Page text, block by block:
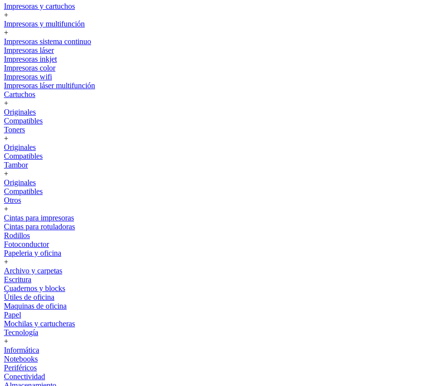
Impresoras y cartuchos
+
Impresoras y multifunción
+
Impresoras sistema continuo
Impresoras láser
Impresoras inkjet
Impresoras color
Impresoras wifi
Impresoras láser multifunción
Cartuchos
+
Originales
Compatibles
Toners
+
Originales
Compatibles
Tambor
+
Originales
Compatibles
Otros
+
Cintas para impresoras
Cintas para rotuladoras
Rodillos
Fotoconductor
Papeleria y oficina
+
Archivo y carpetas
Escritura
Cuadernos y blocks
Útiles de oficina
Maquinas de oficina
Papel
Mochilas y cartucheras
Tecnología
+
Informática
Notebooks
Periféricos
Conectividad